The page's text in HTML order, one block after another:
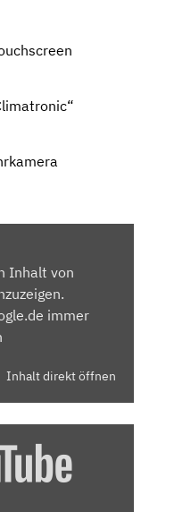
Inhalt von
immer
Inhalt direkt öffnen